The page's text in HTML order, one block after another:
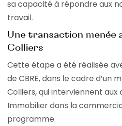
sa capacité à répondre aux
travail.
Une transaction menée
Colliers
Cette étape a été réalisée
de CBRE, dans le cadre d’un
Colliers, qui interviennent aux
Immobilier dans la
programme.